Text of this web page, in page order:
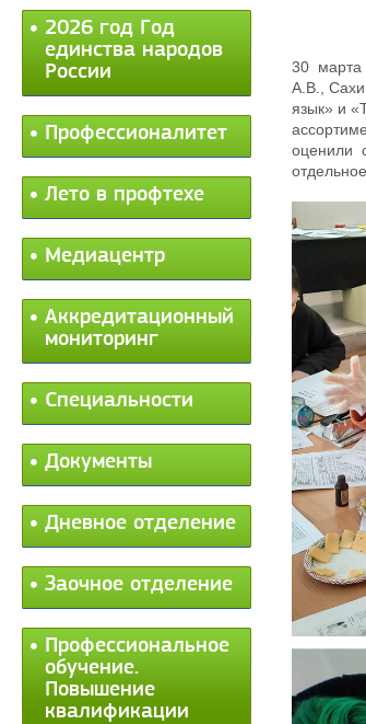
2026 год Год
единства народов
России
Профессионалитет
Лето в профтехе
Медиацентр
Аккредитационный
мониторинг
Специальности
Документы
Дневное отделение
Заочное отделение
Профессиональное
обучение.
Повышение
квалификации
30 марта
А.В.,
язык» и
оценили